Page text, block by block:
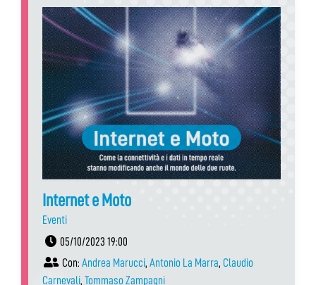
Internet e Moto
Eventi
05/10/2023 19:00
Con: Andrea Marucci, Antonio La Marra, Claudio
Carnevali, Tommaso Zampagni